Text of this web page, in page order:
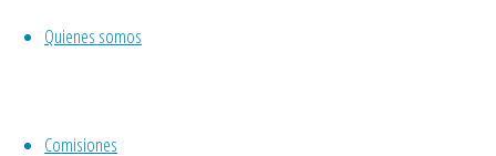
Quienes somos
Comisiones